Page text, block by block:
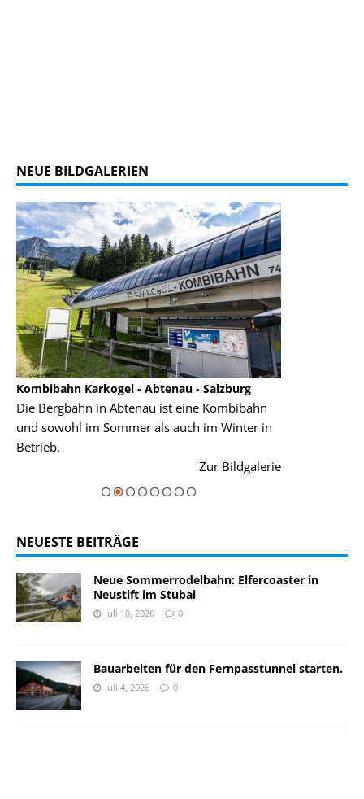
NEUE BILDGALERIEN
Kombibahn Karkogel - Abtenau - Salzburg
Die Bergbahn in Abtenau ist eine Kombibahn
und sowohl im Sommer als auch im Winter in
Betrieb.
Zur Bildgalerie
NEUESTE BEITRÄGE
Neue Sommerrodelbahn: Elfercoaster in
Neustift im Stubai
Juli 10, 2026 0
Bauarbeiten für den Fernpasstunnel starten.
Juli 4, 2026 0